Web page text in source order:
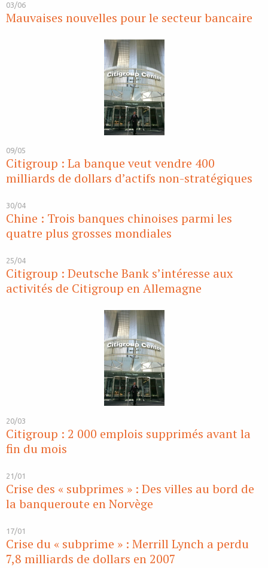
03/06
Mauvaises nouvelles pour le secteur bancaire
09/05
Citigroup : La banque veut vendre 400
milliards de dollars d’actifs non-stratégiques
30/04
Chine : Trois banques chinoises parmi les
quatre plus grosses mondiales
25/04
Citigroup : Deutsche Bank s’intéresse aux
activités de Citigroup en Allemagne
20/03
Citigroup : 2 000 emplois supprimés avant la
fin du mois
21/01
Crise des « subprimes » : Des villes au bord de
la banqueroute en Norvège
17/01
Crise du « subprime » : Merrill Lynch a perdu
7,8 milliards de dollars en 2007